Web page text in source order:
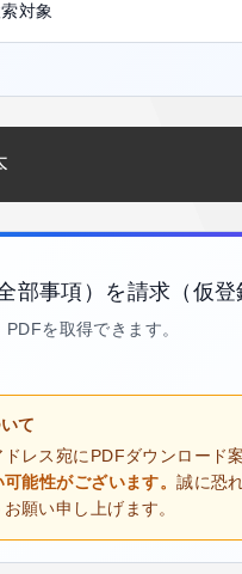
対象
部事項）を請求（仮登
を取得できます。
て
レス宛にPDFダウンロード
能性がございます。誠に恐
願い申し上げます。